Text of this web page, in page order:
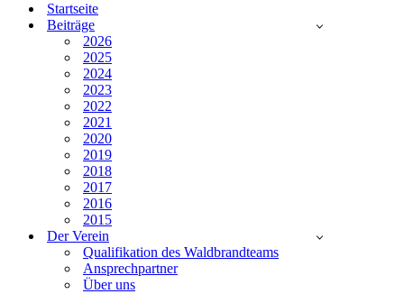
Startseite
Beiträge
2026
2025
2024
2023
2022
2021
2020
2019
2018
2017
2016
2015
Der Verein
Qualifikation des Waldbrandteams
Ansprechpartner
Über uns